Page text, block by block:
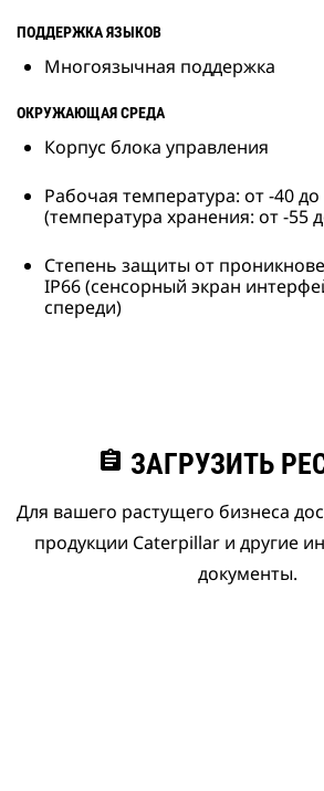
ПОДДЕРЖКА ЯЗЫКОВ
Многоязычная поддержка
ОКРУЖАЮЩАЯ СРЕДА
Корпус блока управления
Рабочая температура: от -40 до
(температура хранения: от -55
Степень защиты от
IP66 (сенсорный экран
спереди)
assignment ЗАГРУЗИТЬ
Для вашего растущего бизнеса
продукции Caterpillar и другие
документы.